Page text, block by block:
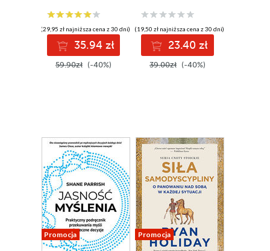
II uzupełnione
(29,95 zł najniższa cena z 30 dni)
35.94 zł
59.90zł (-40%)
(19,50 zł najniższa cena z 30 dni)
23.40 zł
39.00zł (-40%)
Promocja Promocja